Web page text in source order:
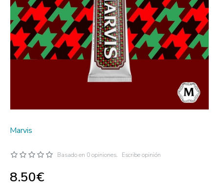
Marvis
Basado en 0 opiniones. Escribe opinión
8.50€